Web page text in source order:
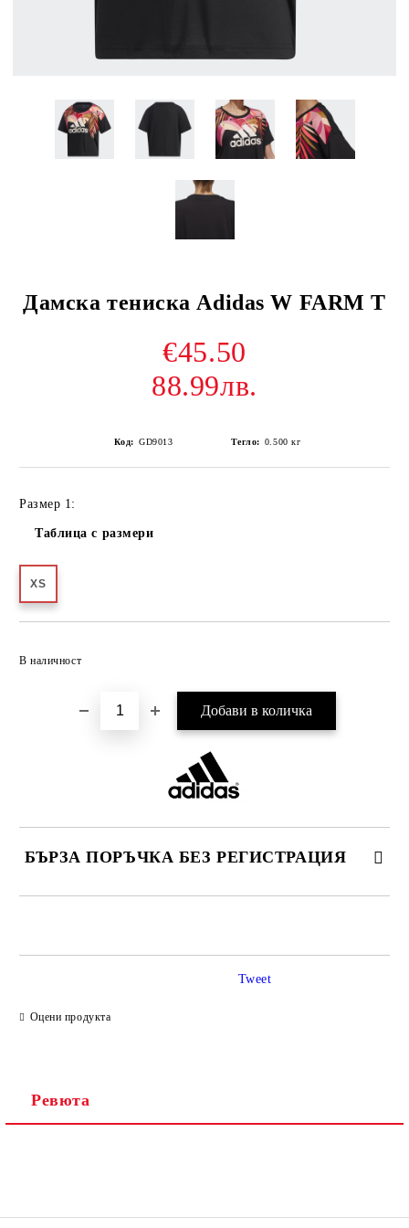
Дамска тениска Adidas W FARM T
€45.50
88.99лв.
Код: GD9013 Тегло: 0.500 кг
Размер 1:
Таблица с размери
XS
В наличност
БЪРЗА ПОРЪЧКА БЕЗ РЕГИСТРАЦИЯ
Оцени продукта
Tweet
Ревюта